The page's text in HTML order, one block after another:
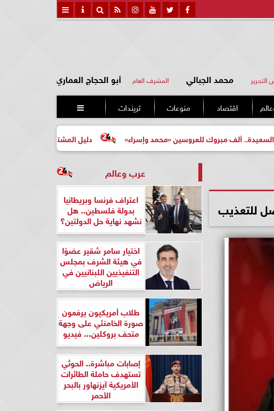
التحرير محمد الجبالي المشرف العام أبو الحجاج العماري
اقتصاد منوعات تريندات 
دليل المشتري لأول مرة لاختيار مشروع مبروك للعروسين «محمد وإسراء»
للتعذيب
عرب وعالم
اعتراف فرنسا وبريطانيا
بدولة فلسطين.. هل
نشهد نهاية حل الدولتين؟
اختيار سامر شقير عضوًا
في هيئة الشرف بمجلس
التنفيذيين اللبنانيين في
الرياض
طلاب أمريكيون يرفعون
صورة الخامنئي على وجهة
متحف بروكلين... فيديو
إصابات مباشرة.. الحوثي
تستهدف حاملة الطائرات
الأمريكية آيزنهاور بالبحر
الأحمر